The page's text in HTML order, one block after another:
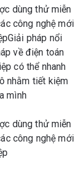
dùng thử miễn
công nghệ mới
pháp nổi
về điện toán
có thể nhanh
nhằm tiết kiệm
mình
dùng thử miễn
công nghệ mới